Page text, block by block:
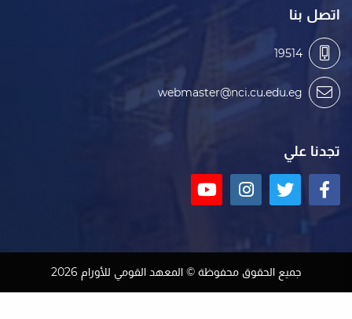
اتصل بنا
19514
webmaster@nci.cu.edu.eg
تجدنا علي
جميع الحقوق محفوظة © المعهد القومي للأورام 2026